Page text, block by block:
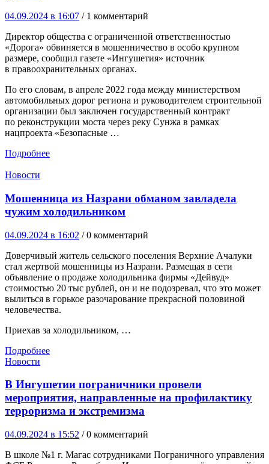
04.09.2024 в 16:07 / 1 комментарий
Директор общества с ограниченной ответственностью
«Дорога» обвиняется в мошенничество в особо крупном
размере, сообщил газете «Ингушетия» источник
в правоохранительных органах.
По его словам, в апреле 2022 года между министерством
автомобильных дорог региона и руководителем строительной
организации был заключен государственный контракт
по реконструкции моста через реку Сунжа в рамках
нацпроекта «Безопасные …
Подробнее
Новости
Мошенница из Назрани обманом завладела
чужим холодильником
04.09.2024 в 16:02 / 0 комментарий
Доверчивый житель сельского поселения Верхние Ачалуки
стал жертвой мошенницы из Назрани. Размещая в сети
объявление о продаже холодильника фирмы «Дейвуд»
стоимостью 20 тыс рублей, он и не подозревал, что это может
вылиться в горькое разочарование прекрасной половиной
человечества.
Приехав за холодильником, …
Подробнее
Новости
В Ингушетии пограничники провели
мероприятия, направленные на профилактику
терроризма и экстремизма
04.09.2024 в 15:52 / 0 комментарий
В школе №1 г. Магас сотрудниками Пограничного управления